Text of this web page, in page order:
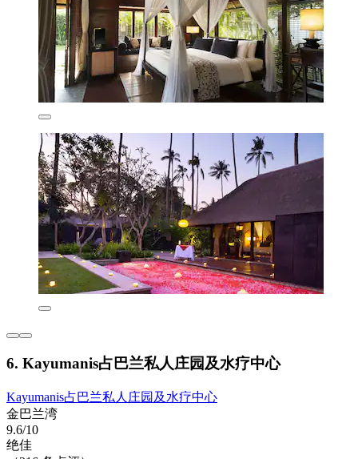
6. Kayumanis占巴兰私人庄园及水疗中心
Kayumanis占巴兰私人庄园及水疗中心
金巴兰湾
9.6/10
绝佳